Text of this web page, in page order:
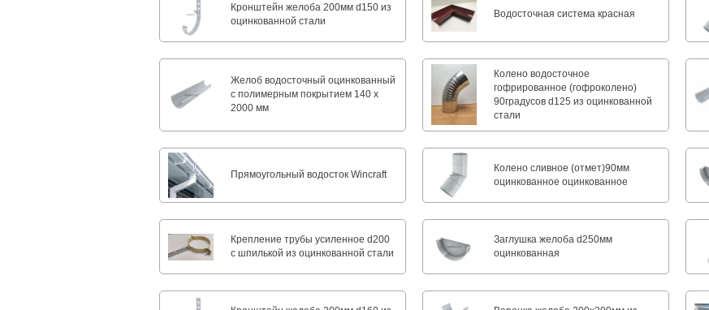
Кронштейн желоба 200мм d150 из
оцинкованной стали
Водосточная система красная
Желоб водосточный оцинкованный
с полимерным покрытием 140 х
2000 мм
Колено водосточное
гофрированное (гофроколено)
90градусов d125 из оцинкованной
стали
Прямоугольный водосток Wincraft
Колено сливное (отмет)90мм
оцинкованное оцинкованное
Крепление трубы усиленное d200
с шпилькой из оцинкованной стали
Заглушка желоба d250мм
оцинкованная